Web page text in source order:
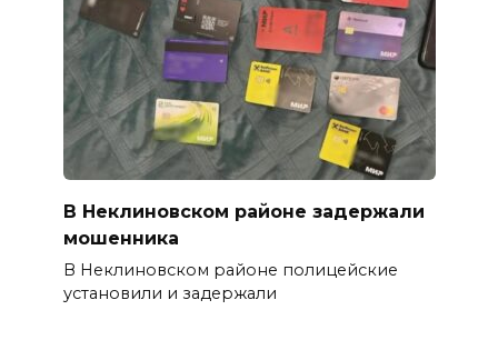
В Неклиновском районе задержали
мошенника
В Неклиновском районе полицейские
установили и задержали